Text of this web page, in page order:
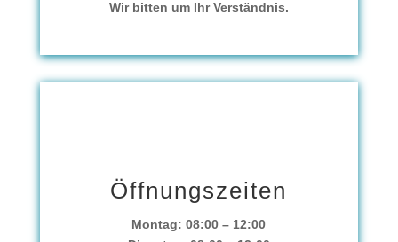
Wir bitten um Ihr Verständnis.
Öffnungszeiten
Montag: 08:00 – 12:00